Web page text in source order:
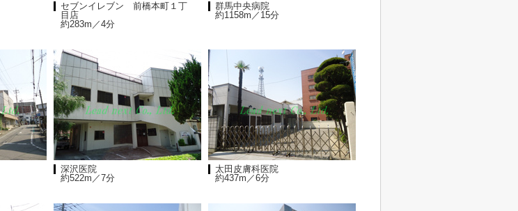
セブンイレブン 前橋本町１丁
目店
約283m／4分
群馬中央病院
約1158m／15分
深沢医院
約522m／7分
太田皮膚科医院
約437m／6分